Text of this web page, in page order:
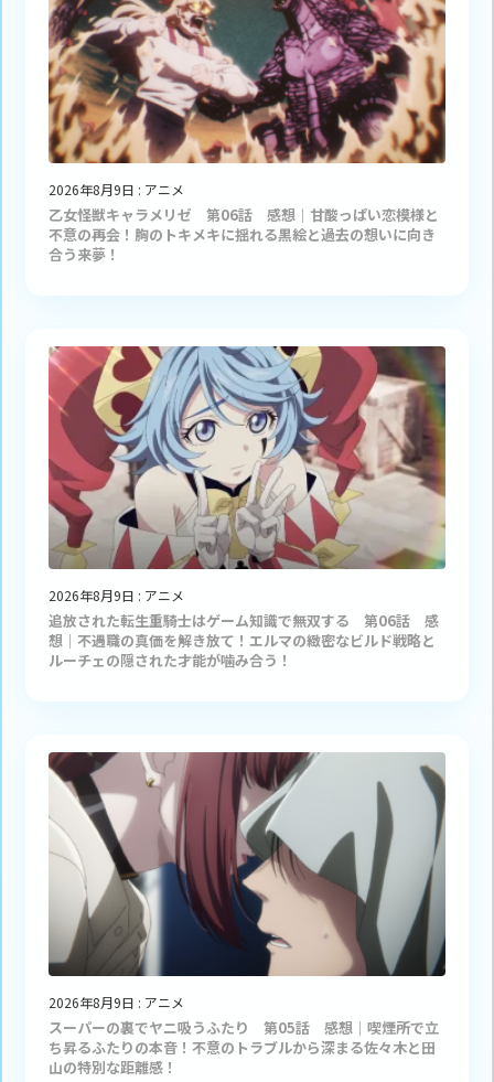
2026年8月9日 : アニメ
乙女怪獣キャラメリゼ 第06話 感想｜甘酸っぱい恋模様と
不意の再会！胸のトキメキに揺れる黒絵と過去の想いに向き
合う来夢！
2026年8月9日 : アニメ
追放された転生重騎士はゲーム知識で無双する 第06話 感
想｜不遇職の真価を解き放て！エルマの緻密なビルド戦略と
ルーチェの隠された才能が噛み合う！
2026年8月9日 : アニメ
スーパーの裏でヤニ吸うふたり 第05話 感想｜喫煙所で立
ち昇るふたりの本音！不意のトラブルから深まる佐々木と田
山の特別な距離感！